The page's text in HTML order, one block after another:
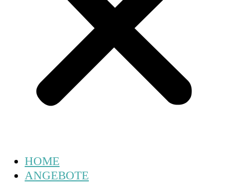
HOME
ANGEBOTE